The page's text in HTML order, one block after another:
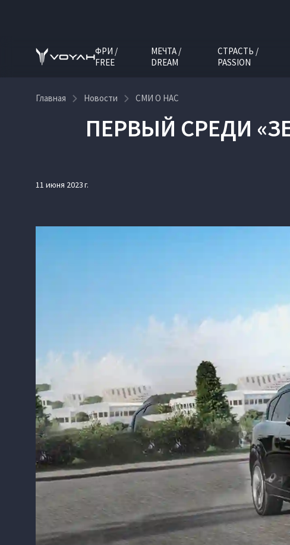
ФРИ /
FREE
МЕЧТА /
DREAM
СТРАСТЬ /
PASSION
Главная Новости СМИ О НАС
ПЕРВЫЙ СРЕДИ
11 июня 2023 г.